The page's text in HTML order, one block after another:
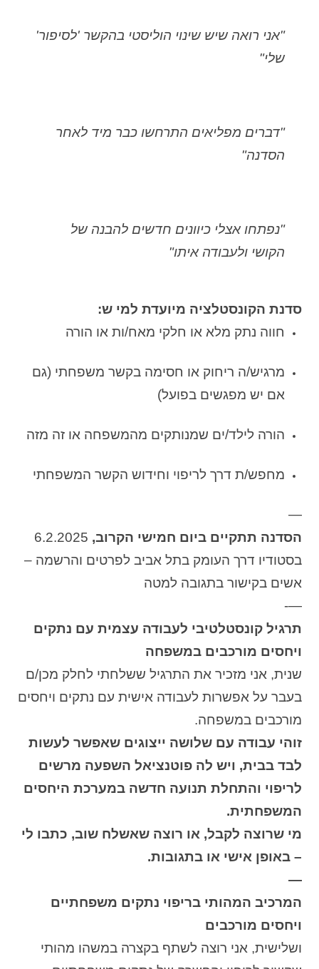
"אני רואה שיש שינוי הוליסטי בהקשר 'לסיפור'
שלי"
"דברים מפליאים התרחשו כבר מיד לאחר
הסדנה"
"נפתחו אצלי כיוונים חדשים להבנה של
הקושי ולעבודה איתו"
סדנת הקונסטלציה מיועדת למי ש:
חווה נתק מלא או חלקי מאח/ות או הורה
מרגיש/ה ריחוק או חסימה בקשר משפחתי (גם
אם יש מפגשים בפועל)
הורה לילד/ים שמנותקים מהמשפחה או זה מזה
מחפש/ת דרך לריפוי וחידוש הקשר המשפחתי
—
הסדנה תתקיים ביום חמישי הקרוב, 6.2.2025
בסטודיו דרך העומק בתל אביב לפרטים והרשמה –
אשים בקישור בתגובה למטה
—-
תרגיל קונסטלטיבי לעבודה עצמית עם נתקים
ויחסים מורכבים במשפחה
שנית, אני מזכיר את התרגיל ששלחתי לחלק מכן/ם
בעבר על אפשרות לעבודה אישית עם נתקים ויחסים
מורכבים במשפחה.
זוהי עבודה עם שלושה ייצוגים שאפשר לעשות
לבד בבית, ויש לה פוטנציאל השפעה מרשים
לריפוי והתחלת תנועה חדשה במערכת היחסים
המשפחתית.
מי שרוצה לקבל, או רוצה שאשלח שוב, כתבו לי
– באופן אישי או בתגובות.
—
המרכיב המהותי בריפוי נתקים משפחתיים
ויחסים מורכבים
ושלישית, אני רוצה לשתף בקצרה במשהו מהותי